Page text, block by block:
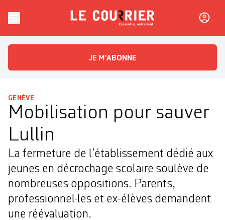
Le CourrierL'essentiel, autrement
JE M'ABONNE
GENÈVE
Mobilisation pour sauver
Lullin
La fermeture de l’établissement dédié aux
jeunes en décrochage scolaire soulève de
nombreuses oppositions. Parents,
professionnel·les et ex-élèves demandent
une réévaluation.